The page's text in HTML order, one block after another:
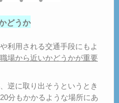
どうか
利用される交通手段にもよ
場から近いかどうかが重要
逆に取り出そうというとき
分もかかるような場所にあ